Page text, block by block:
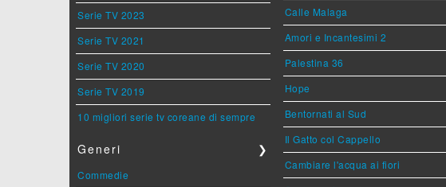
Serie TV 2023
Serie TV 2021
Serie TV 2020
Serie TV 2019
10 migliori serie tv coreane di sempre
Generi ❯
Commedie
Calle Malaga
Amori e Incantesimi 2
Palestina 36
Hope
Bentornati al Sud
Il Gatto col Cappello
Cambiare l'acqua ai fiori